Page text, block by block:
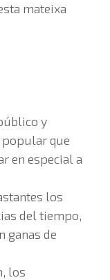
mateixa
y
que
en especial a
los
del tiempo,
ganas de
los